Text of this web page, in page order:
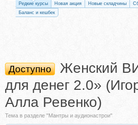
Редкие курсы Новая акция Новые складчины
Баланс и кешбек
Доступно
Женский
для денег 2.0»
Алла Ревенко)
Тема в разделе "Мантры и аудионастрои"